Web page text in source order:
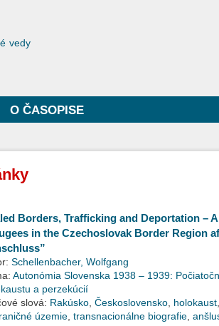
vedy
O ČASOPISE
Borders, Trafficking and Deportation –
in the Czechoslovak Border Region
Schellenbacher, Wolfgang
Autonómia Slovenska 1938 – 1939:
a perzekúcií
slová: Rakúsko Československo holokaust
územie transnacionálne biografie